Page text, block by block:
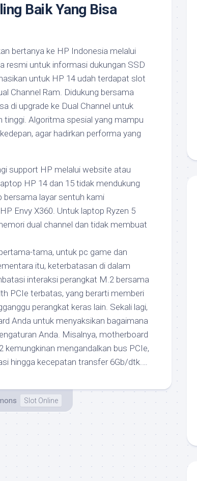
Baik Yang Bisa
bertanya ke HP Indonesia melalui
resmi untuk informasi dukungan SSD
untuk HP 14 udah terdapat slot
Channel Ram. Didukung bersama
di upgrade ke Dual Channel untuk
tinggi. Algoritma spesial yang mampu
agar hadirkan performa yang
support HP melalui website atau
HP 14 dan 15 tidak mendukung
bersama layar sentuh kami
Envy X360. Untuk laptop Ryzen 5
dual channel dan tidak membuat
tama, untuk pc game dan
itu, keterbatasan di dalam
interaksi perangkat M.2 bersama
PCIe terbatas, yang berarti memberi
perangkat keras lain. Sekali lagi,
Anda untuk menyaksikan bagaimana
Anda. Misalnya, motherboard
kemungkinan mengandalkan bus PCIe,
hingga kecepatan transfer 6Gb/dtk.…
Slot Online